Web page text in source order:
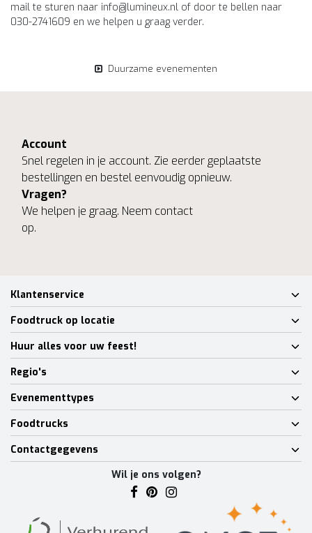
mail te sturen naar info@lumineux.nl of door te bellen naar
030-2741609 en we helpen u graag verder.
Duurzame evenementen
Account
Snel regelen in je account. Zie eerder geplaatste
bestellingen en bestel eenvoudig opnieuw.
Vragen?
We helpen je graag. Neem contact
op.
Klantenservice
Foodtruck op locatie
Huur alles voor uw feest!
Regio's
Evenementtypes
Foodtrucks
Contactgegevens
Wil je ons volgen?